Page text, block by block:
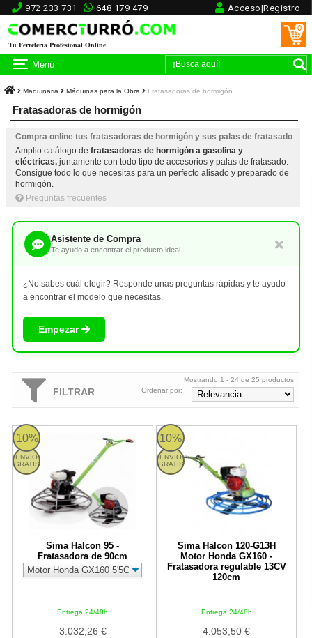
972 233 731 648 179 479 Acceso|Registro
Tu Ferretería Profesional Online
0
Menú
Maquinaria Máquinas para la Obra Fratasadoras de hormigón
Fratasadoras de hormigón
Compra online tus fratasadoras de hormigón y sus palas de fratasado
Amplio catálogo de fratasadoras de hormigón a gasolina y
eléctricas, juntamente con todo tipo de accesorios y palas de fratasado.
Consigue todo lo que necesitas para un perfecto alisado y preparado de
hormigón.
Preguntas frecuentes
Asistente de Compra
Te ayudo a encontrar el producto ideal
¿No sabes cuál elegir? Responde unas preguntas rápidas y te ayudo
a encontrar el modelo que necesitas.
Empezar
FILTRAR
Mostrando 1 - 24 de 25 productos
Ordenar por:
10%
ENVIO
GRATIS
Sima Halcon 95 -
Fratasadora de 90cm
Entrega 24/48h
3.032,26 €
Sima Halcon 95 - Fratasadora de 90cm
10%
ENVIO
GRATIS
Sima Halcon 120-G13H
Motor Honda GX160 -
Fratasadora regulable 13CV
120cm
Entrega 24/48h
4.053,50 €
Sima Halcon 120-G13H Motor